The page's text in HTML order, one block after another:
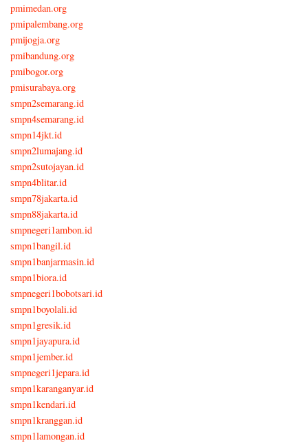
pmimedan.org
pmipalembang.org
pmijogja.org
pmibandung.org
pmibogor.org
pmisurabaya.org
smpn2semarang.id
smpn4semarang.id
smpn14jkt.id
smpn2lumajang.id
smpn2sutojayan.id
smpn4blitar.id
smpn78jakarta.id
smpn88jakarta.id
smpnegeri1ambon.id
smpn1bangil.id
smpn1banjarmasin.id
smpn1biora.id
smpnegeri1bobotsari.id
smpn1boyolali.id
smpn1gresik.id
smpn1jayapura.id
smpn1jember.id
smpnegeri1jepara.id
smpn1karanganyar.id
smpn1kendari.id
smpn1kranggan.id
smpn1lamongan.id